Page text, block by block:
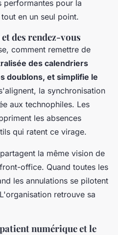
performantes pour la
en un seul point.
des rendez-vous
comment remettre de
des calendriers
doublons, et simplifie le
la synchronisation
aux technophiles. Les
les absences
qui ratent ce virage.
la même vision de
office. Quand toutes les
les annulations se pilotent
retrouve sa
numérique et le